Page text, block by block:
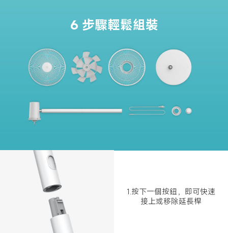
6 步驟輕鬆組裝
1.按下一個按鈕，即可快速
接上或移除延長桿